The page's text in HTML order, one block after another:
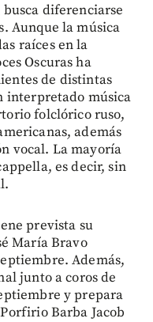
diferenciarse
Aunque la música
raíces en la
Oscuras ha
de distintas
interpretado música
folclórico ruso,
además
vocal. La mayoría
es decir, sin
prevista su
María Bravo
Además,
junto a coros de
y prepara
Barba Jacob